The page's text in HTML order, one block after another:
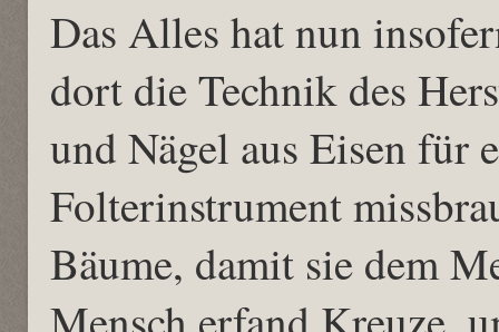
Das Alles hat nun
dort die Technik des
und Nägel aus Eisen für
Folterinstrument
Bäume, damit sie dem